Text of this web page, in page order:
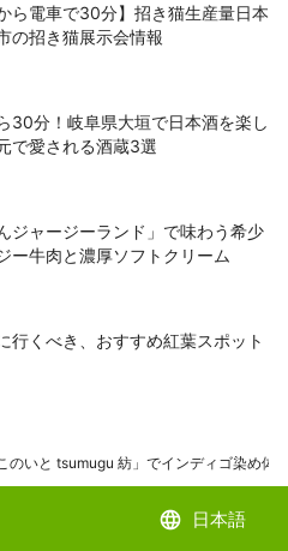
ら電車で30分】招き猫生産量日本
の招き猫展示会情報
30分！岐阜県大垣で日本酒を楽し
で愛される酒蔵3選
ジャージーランド」で味わう希少
ー牛肉と濃厚ソフトクリーム
行くべき、おすすめ紅葉スポット
のいと tsumugu 紡」でインディゴ染め体
language 日本語